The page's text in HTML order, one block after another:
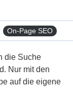
Tags
On-Page SEO
die Suche
Nur mit den
auf die eigene